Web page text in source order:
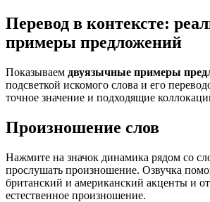
Перевод в контексте:
примеры предложений
Показываем двуязычные примеры
подсветкой искомого слова и его
точное значение и подходящие
Произношение слов
Нажмите на значок динамика рядом со
прослушать произношение. Озвучка
британский и американский акценты и
естественное произношение.